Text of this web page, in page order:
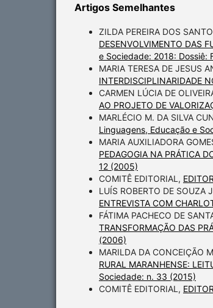
Artigos Semelhantes
ZILDA PEREIRA DOS
DESENVOLVIMENTO DAS
e Sociedade: 2018: Dossiê:
MARIA TERESA DE JESUS
INTERDISCIPLINARIDADE
CARMEN LÚCIA DE
AO PROJETO DE
MARLÉCIO M. DA SILVA
Linguagens, Educação e
MARIA AUXILIADORA
PEDAGOGIA NA PRÁTICA
12 (2005)
COMITÊ EDITORIAL,
LUÍS ROBERTO DE SOUZA
ENTREVISTA COM
FÁTIMA PACHECO DE
TRANSFORMAÇÃO DAS
(2006)
MARILDA DA CONCEIÇÃO
RURAL MARANHENSE:
Sociedade: n. 33 (2015)
COMITÊ EDITORIAL,